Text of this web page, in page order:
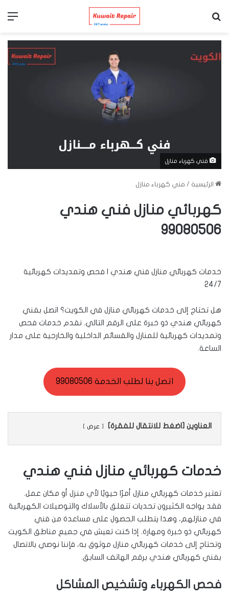
فني كهرباء منازل
الرئيسية / فني كهرباء منازل
كهربائي منازل فني هندي
99080506
خدمات كهربائي منازل فني هندي | فحص وتمديدات كهربائية
24/7
هل تحتاج إلى خدمات كهربائي منازل في الكويت؟ اتصل بفني
كهربائي هندي ذو خبرة على الرقم التالي. نقدم خدمات فحص
وتمديدات كهربائية للمنازل والقسائم الداخلية والخارجية على مدار
الساعة.
اتصل بنا لطلب الخدمة 99080506
العناوين [اضغط للانتقال للفقرة] عرض
خدمات كهربائي منازل فني هندي
تعتبر خدمات كهربائي منازل أمرًا حيويًا لأي منزل أو مكان عمل.
فقد يواجه الكثيرون تحديات تتعلق بالأسلاك والتوصيلات الكهربائية
في منازلهم، وهذا يتطلب الحصول على مساعدة من فني
كهربائي ذو خبرة ومهارة. إذا كنت تعيش في جميع مناطق الكويت
وتحتاج إلى خدمات كهربائي منازل موثوق به، فإننا نوصي بالاتصال
بفني كهربائي هندي برقم الهاتف السابق.
فحص الكهرباء وتشخيص المشاكل